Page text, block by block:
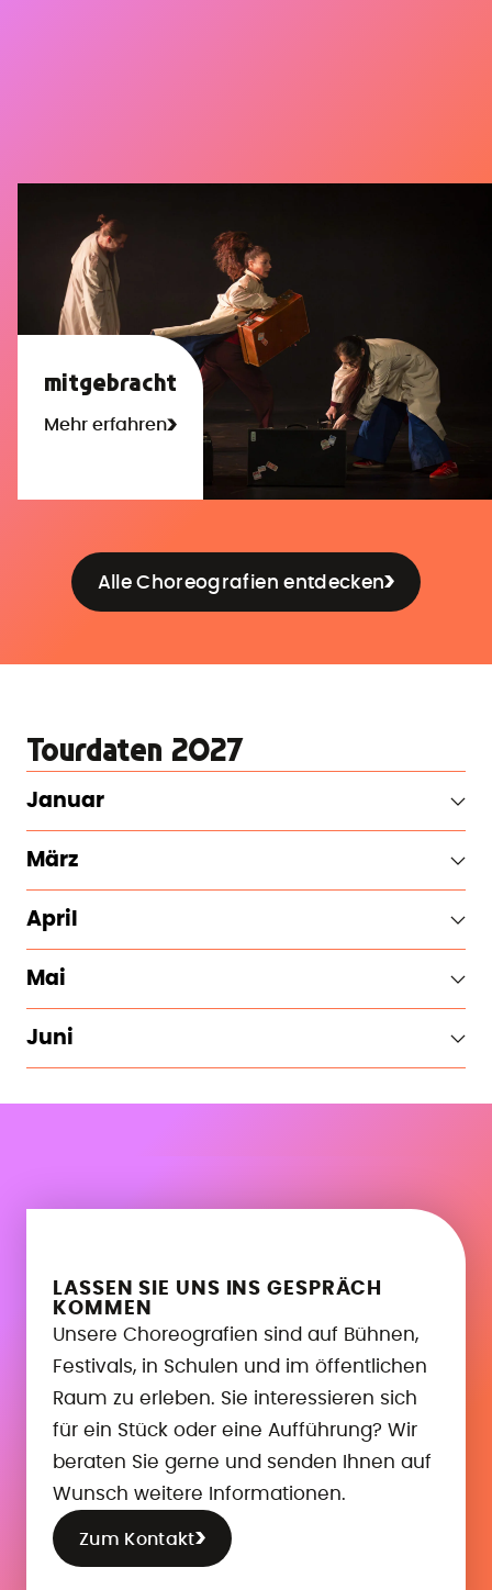
mitgebracht
Mehr erfahren
Alle Choreografien entdecken
Tourdaten 2027
Januar
März
April
Mai
Juni
LASSEN SIE UNS INS GESPRÄCH
KOMMEN
Unsere Choreografien sind auf Bühnen,
Festivals, in Schulen und im öffentlichen
Raum zu erleben. Sie interessieren sich
für ein Stück oder eine Aufführung? Wir
beraten Sie gerne und senden Ihnen auf
Wunsch weitere Informationen.
Zum Kontakt